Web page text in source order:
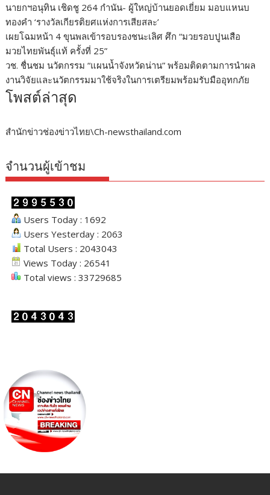
นายกฯอนุทิน เชิดชู 264 กำนัน- ผู้ใหญ่บ้านยอดเยี่ยม มอบแหนบ
ทองคำ ‘รางวัลเกียรติยศแห่งการเสียสละ’
เผยโฉมหน้า 4 ขุนพลเข้ารอบรองชนะเลิศ ศึก “มวยรอบปูนเสือ
มวยไทยพันธุ์แท้ ครั้งที่ 25”
วช. ชื่นชม นวัตกรรม “แผนน้ำจังหวัดน่าน” พร้อมติดตามการนำผล
งานวิจัยและนวัตกรรมมาใช้จริงในการเตรียมพร้อมรับมืออุทกภัย
โพสต์ล่าสุด
สำนักข่าวช่องข่าวไทย\Ch-newsthailand.com
จำนวนผู้เข้าชม
Users Today : 1692
Users Yesterday : 2063
Total Users : 2043043
Views Today : 26541
Total views : 33729685